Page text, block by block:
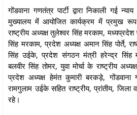
गोंडवाना गणतंत्र पार्टी द्वारा निकाली गई
मुख्यालय में आयोजित कार्यक्रम में प्रमुख रूप
राष्ट्रीय अध्यक्ष तुलेश्वर सिंह मरकाम, मध्यप्रदेश
सिंह मरकाम, प्रदेश अध्यक्ष अमान सिंह पोर्ते,
सिंह उईके, प्रदेश संगठन मंत्री हरेन्द्र सिंह
बलवीर सिंह तोमर, युवा मोर्चा के राष्ट्रीय
प्रदेश अध्यक्ष हेमंत कुमारी बरकड़े, गोंडवाना
रामगुलाम उईके सहित राष्ट्रीय, प्रांतीय,
रहे।